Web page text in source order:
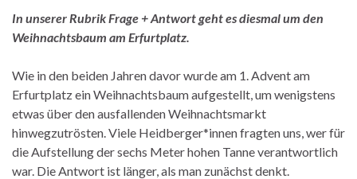
In unserer Rubrik Frage + Antwort geht es diesmal um den
Weihnachtsbaum am Erfurtplatz.
Wie in den beiden Jahren davor wurde am 1. Advent am
Erfurtplatz ein Weihnachtsbaum aufgestellt, um wenigstens
etwas über den ausfallenden Weihnachtsmarkt
hinwegzutrösten. Viele Heidberger*innen fragten uns, wer für
die Aufstellung der sechs Meter hohen Tanne verantwortlich
war. Die Antwort ist länger, als man zunächst denkt.